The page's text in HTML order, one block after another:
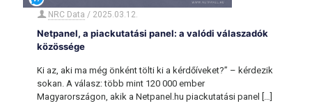
NRC Data / 2025.03.12.
Netpanel, a piackutatási panel: a valódi válaszadók
közössége
Ki az, aki ma még önként tölti ki a kérdőíveket?” – kérdezik
sokan. A válasz: több mint 120 000 ember
Magyarországon, akik a Netpanel.hu piackutatási panel